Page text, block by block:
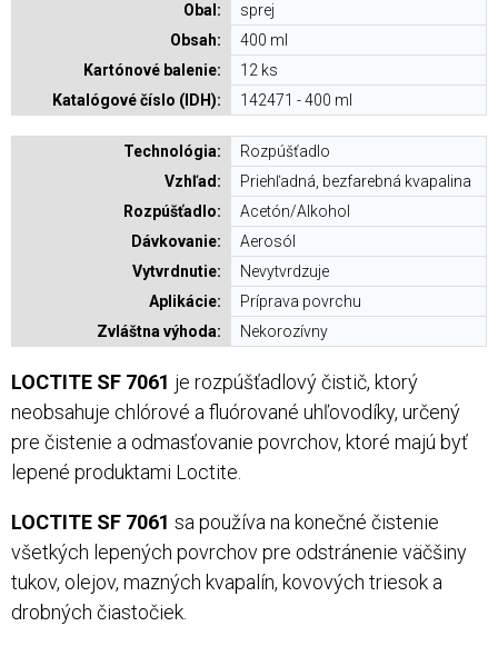
Obal:
sprej
Obsah:
400 ml
Kartónové balenie:
12 ks
Katalógové číslo (IDH):
142471 - 400 ml
Technológia:
Rozpúšťadlo
Vzhľad:
Priehľadná, bezfarebná kvapalina
Rozpúšťadlo:
Acetón/Alkohol
Dávkovanie:
Aerosól
Vytvrdnutie:
Nevytvrdzuje
Aplikácie:
Príprava povrchu
Zvláštna výhoda:
Nekorozívny
LOCTITE SF 7061 je rozpúšťadlový čistič, ktorý
neobsahuje chlórové a fluórované uhľovodíky, určený
pre čistenie a odmasťovanie povrchov, ktoré majú byť
lepené produktami Loctite.
LOCTITE SF 7061 sa používa na konečné čistenie
všetkých lepených povrchov pre odstránenie väčšiny
tukov, olejov, mazných kvapalín, kovových triesok a
drobných čiastočiek.